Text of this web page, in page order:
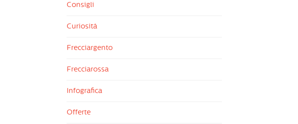
Consigli
Curiosità
Frecciargento
Frecciarossa
Infografica
Offerte